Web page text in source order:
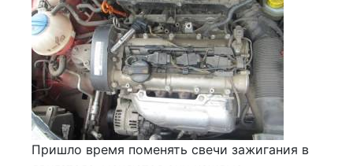
Пришло время поменять свечи зажигания в